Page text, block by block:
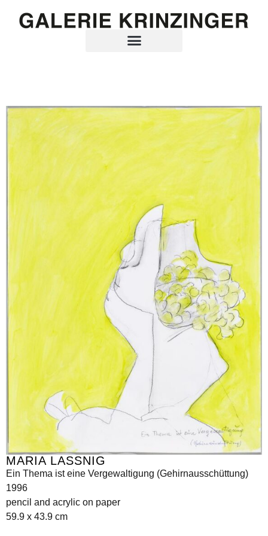
MARIA LASSNIG
Ein Thema ist eine Vergewaltigung (Gehirnausschüttung)
1996
pencil and acrylic on paper
59.9 x 43.9 cm